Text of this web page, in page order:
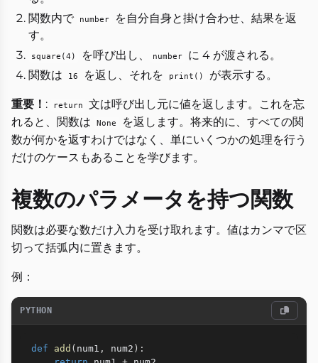
関数内で number
を自分自身と掛け合わせ、結果を返
す。
square(4) を呼び出し、 number
に 4 が渡される。
関数は
16 を返し、それを print() が表示する。
重要！ : return
文は呼び出し元に値を返します。これを忘
れると、関数は
None
を返します。将来的に、すべての関
数が何かを返すわけではなく、単にいくつかの処理を行う
だけのケースもあることを学びます。
複数のパラメータを持つ関数
関数は必要な数だけ入力を受け取れます。値はカンマで区
切って括弧内に置きます。
例：
PYTHON
def add ( num1 , num2 ) :